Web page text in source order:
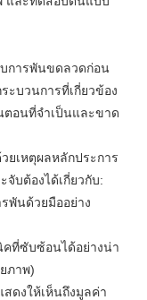
การพันขดลวดก่อน
บวนการที่เกี่ยวข้อง
อนที่จำเป็นและขาด
ยเหตุผลหลักประการ
บต้องได้เกี่ยวกับ:
พันด้วยมืออย่าง
คที่ซับซ้อนได้อย่างน่า
ภาพ)
ดงให้เห็นถึงมูลค่า